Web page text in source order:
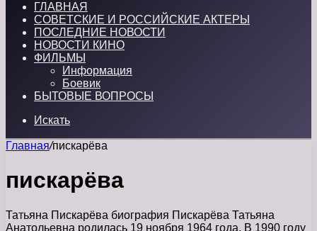
ГЛАВНАЯ
СОВЕТСКИЕ И РОССИЙСКИЕ АКТЕРЫ
ПОСЛЕДНИЕ НОВОСТИ
НОВОСТИ КИНО
ФИЛЬМЫ
Информация
Боевик
БЫТОВЫЕ ВОПРОСЫ
Искать
Главная/пискарёва
пискарёва
Татьяна Пискарёва биография Пискарёва Татьяна
Анатольевна родилась 19 ноября 1964 года. В 1990 году